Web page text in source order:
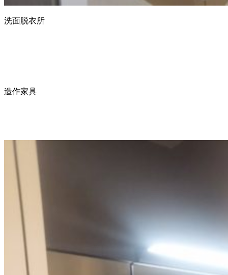
洗面脱衣所
造作家具